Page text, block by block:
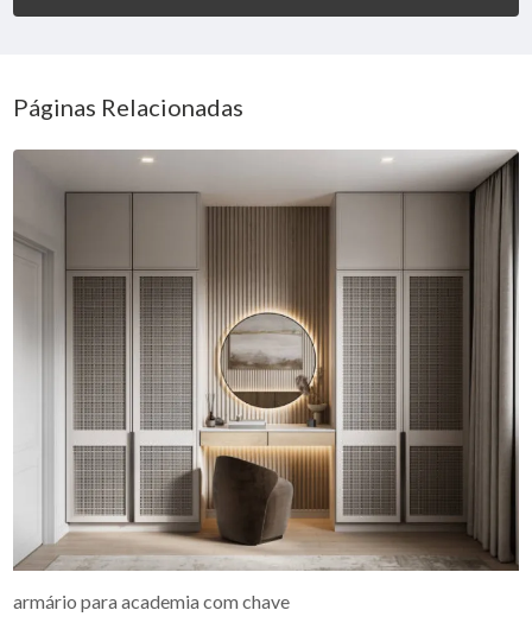
Páginas Relacionadas
armário para academia com chave